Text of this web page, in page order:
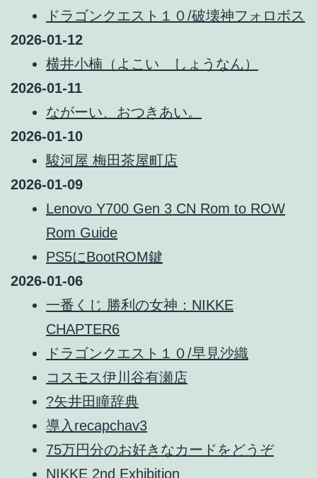
ドラゴンクエスト１０/破壊神フォロボス
2026-01-12
横井小楠（よこい しょうなん）
2026-01-11
ながーい、おつきあい。
2026-01-10
駿河屋 梅田茶屋町店
2026-01-09
Lenovo Y700 Gen 3 CN Rom to ROW
Rom Guide
PS5にBootROM鍵
2026-01-06
一番くじ 勝利の女神：NIKKE
CHAPTER6
ドラゴンクエスト１０/早見沙織
コスモス伊川谷有瀬店
?矢井田瞳辞典
導入recapchav3
75万円分のお好きなカードをどうぞ
NIKKE 2nd Exhibition